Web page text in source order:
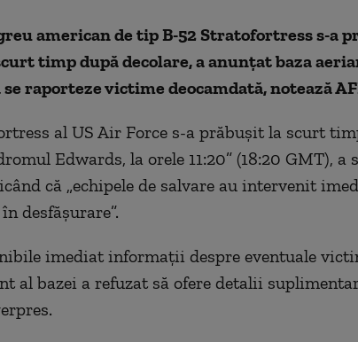
american de tip B-52 Stratofortress s-a
timp după decolare, a anunţat baza
raporteze victime deocamdată, notează
al US Air Force s-a prăbuşit la scurt
Edwards, la orele 11:20” (18:20 GMT), a
că „echipele de salvare au intervenit
desfăşurare”.
imediat informaţii despre eventuale
al bazei a refuzat să ofere detalii